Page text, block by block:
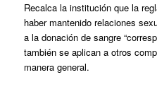
Recalca la institución que la
haber mantenido relaciones
a la donación de sangre
también se aplican a otros
manera general.